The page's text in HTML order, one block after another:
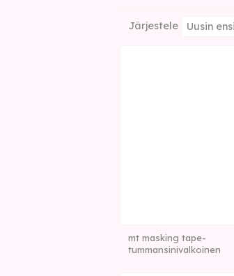
Järjestele
mt masking tape-
tummansinivalkoinen